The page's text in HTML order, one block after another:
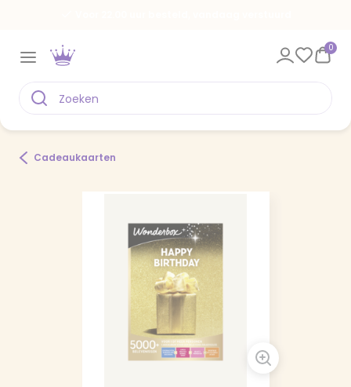
0
Cadeaukaarten